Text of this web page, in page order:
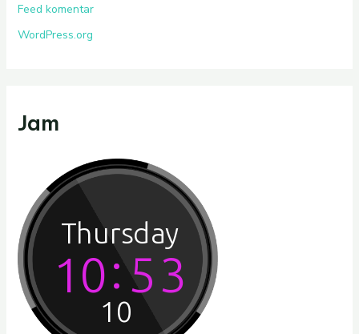
Feed komentar
WordPress.org
Jam